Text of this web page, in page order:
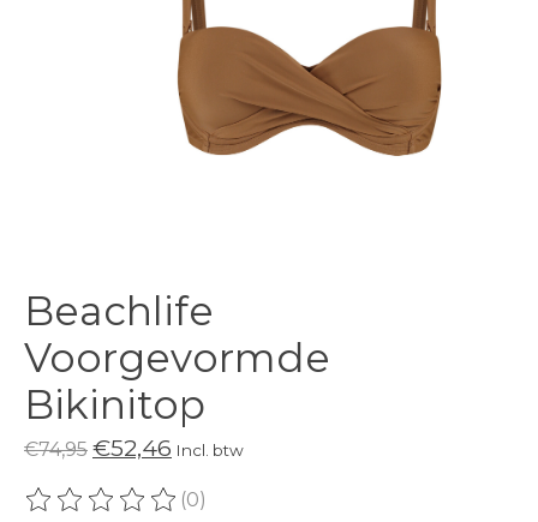
Beachlife
Voorgevormde
Bikinitop
€74,95 €52,46 Incl. btw
De beoordeling van dit product is
(0)